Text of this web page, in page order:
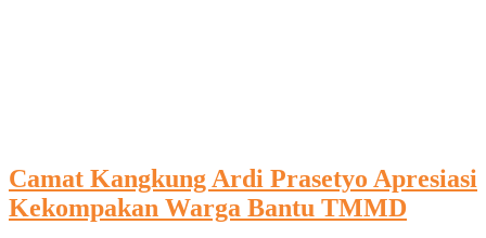
Camat Kangkung Ardi Prasetyo Apresiasi
Kekompakan Warga Bantu TMMD